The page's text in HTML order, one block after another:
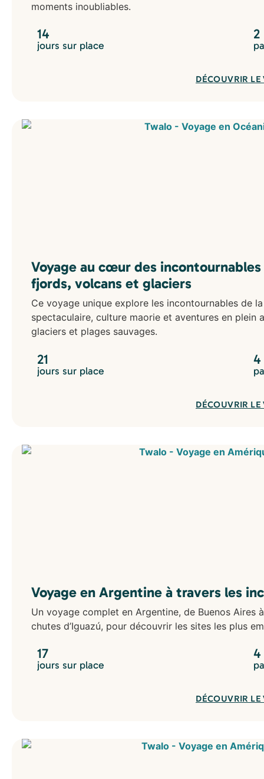
moments inoubliables.
14
jours sur place
2
DÉCOUVRIR LE
Voyage au cœur des
fjords, volcans et glaciers
Ce voyage unique explore les incontournables de
spectaculaire, culture maorie et aventures en plein
glaciers et plages sauvages.
21
jours sur place
4
DÉCOUVRIR LE
Voyage en Argentine à travers les
Un voyage complet en Argentine, de Buenos Aires
chutes d’Iguazú, pour découvrir les sites les plus
17
jours sur place
DÉCOUVRIR LE